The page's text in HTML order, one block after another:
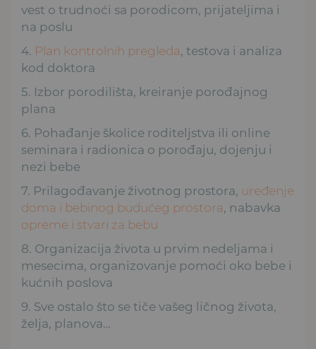
vest o trudnoći sa porodicom, prijateljima i
na poslu
4. Plan kontrolnih pregleda, testova i analiza
kod doktora
5. Izbor porodilišta, kreiranje porođajnog
plana
6. Pohađanje školice roditeljstva ili online
seminara i radionica o porođaju, dojenju i
nezi bebe
7. Prilagođavanje životnog prostora, uređenje
doma i bebinog budućeg prostora, nabavka
opreme i stvari za bebu
8. Organizacija života u prvim nedeljama i
mesecima, organizovanje pomoći oko bebe i
kućnih poslova
9. Sve ostalo što se tiče vašeg ličnog života,
želja, planova…